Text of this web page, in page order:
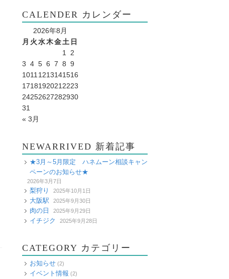
CALENDER カレンダー
2026年8月
月 火水木金土 日
1
2
3 4 5 6 7 8 9
1011 1213141516
1718192021 2223
24252627282930
31
« 3月
NEWARRIVED 新着記事
★3月～5月限定 ハネムーン相談キャン
ペーンのお知らせ★
2026年3月7日
梨狩り 2025年10月1日
大阪駅 2025年9月30日
肉の日 2025年9月29日
イチジク 2025年9月28日
CATEGORY カテゴリー
お知らせ (2)
イベント情報 (2)